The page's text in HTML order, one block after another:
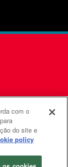
da Igreja
os direitos
com o
do site e
policy